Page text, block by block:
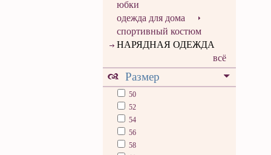
юбки
одежда для дома
спортивный костюм
НАРЯДНАЯ ОДЕЖДА
всё
Размер
50
52
54
56
58